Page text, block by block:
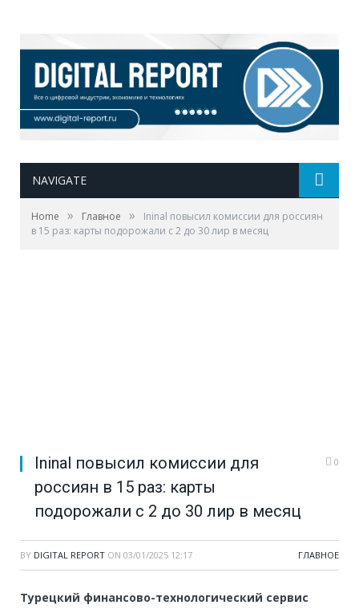
NAVIGATE
Home » Главное »
Ininal повысил комиссии для россиян
в 15 раз: карты подорожали с 2 до 30 лир в месяц
Ininal повысил комиссии для
россиян в 15 раз: карты
подорожали с 2 до 30 лир в месяц
0
BY DIGITAL REPORT ON 03/01/2025 12:17 ГЛАВНОЕ
Турецкий финансово-технологический сервис